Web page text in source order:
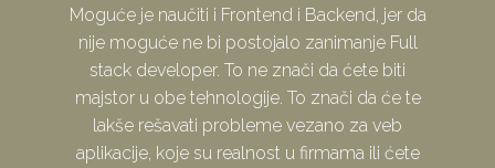
Moguće je naučiti i Frontend i Backend, jer da
nije moguće ne bi postojalo zanimanje Full
stack developer. To ne znači da ćete biti
majstor u obe tehnologije. To znači da će te
lakše rešavati probleme vezano za veb
aplikacije, koje su realnost u firmama ili ćete